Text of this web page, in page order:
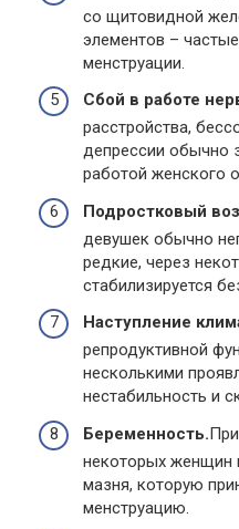
со щитовидной
элементов –
менструации.
Сбой в работе
расстройства,
депрессии обычно
работой женского
Подростковый
девушек обычно
редкие, через
стабилизируется
Наступление
репродуктивной
несколькими
нестабильность и
Беременность.
некоторых женщин
мазня, которую
менструацию.